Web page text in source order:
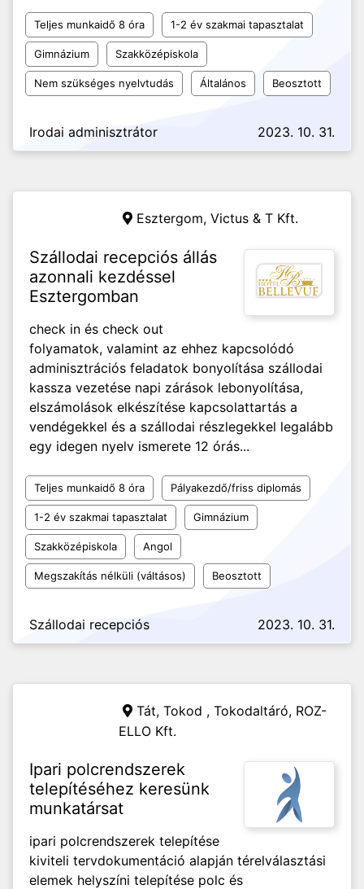
Teljes munkaidő 8 óra 1-2 év szakmai tapasztalat
Gimnázium Szakközépiskola
Nem szükséges nyelvtudás Általános Beosztott
Irodai adminisztrátor 2023. 10. 31.
Esztergom, Victus & T Kft.
Szállodai recepciós állás
azonnali kezdéssel
Esztergomban
check in és check out
folyamatok, valamint az ehhez kapcsolódó
adminisztrációs feladatok bonyolítása szállodai
kassza vezetése napi zárások lebonyolítása,
elszámolások elkészítése kapcsolattartás a
vendégekkel és a szállodai részlegekkel legalább
egy idegen nyelv ismerete 12 órás...
Teljes munkaidő 8 óra Pályakezdő/friss diplomás
1-2 év szakmai tapasztalat Gimnázium
Szakközépiskola Angol
Megszakítás nélküli (váltásos) Beosztott
Szállodai recepciós 2023. 10. 31.
Tát, Tokod , Tokodaltáró, ROZ-
ELLO Kft.
Ipari polcrendszerek
telepítéséhez keresünk
munkatársat
ipari polcrendszerek telepítése
kiviteli tervdokumentáció alapján térelválasztási
elemek helyszíni telepítése polc és